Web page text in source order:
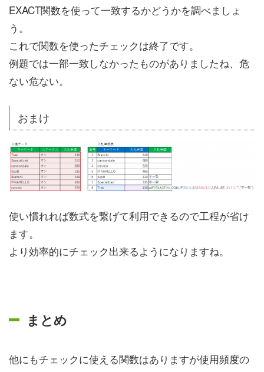
EXACT関数を使って一致するかどうかを調べましょ
う。
これで関数を使ったチェックは終了です。
例題では一部一致しなかったものがありましたね、危
ない危ない。
おまけ
使い慣れれば数式を繋げて利用できるので工程が省け
ます。
より効率的にチェック出来るようになりますね。
まとめ
他にもチェックに使える関数はありますが使用頻度の